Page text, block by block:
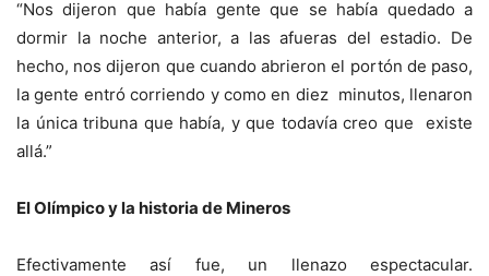
“Nos dijeron que había gente que se había quedado a
dormir la noche anterior, a las afueras del estadio. De
hecho, nos dijeron que cuando abrieron el portón de paso,
la gente entró corriendo y como en diez minutos, llenaron
la única tribuna que había, y que todavía creo que existe
allá.”
El Olímpico y la historia de Mineros
Efectivamente así fue, un llenazo espectacular.